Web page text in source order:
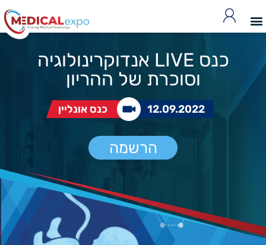
כנס LIVE אנדוקרינולוגיה
וסוכרת של ההריון
12.09.2022 כנס אונליין
הרשמה